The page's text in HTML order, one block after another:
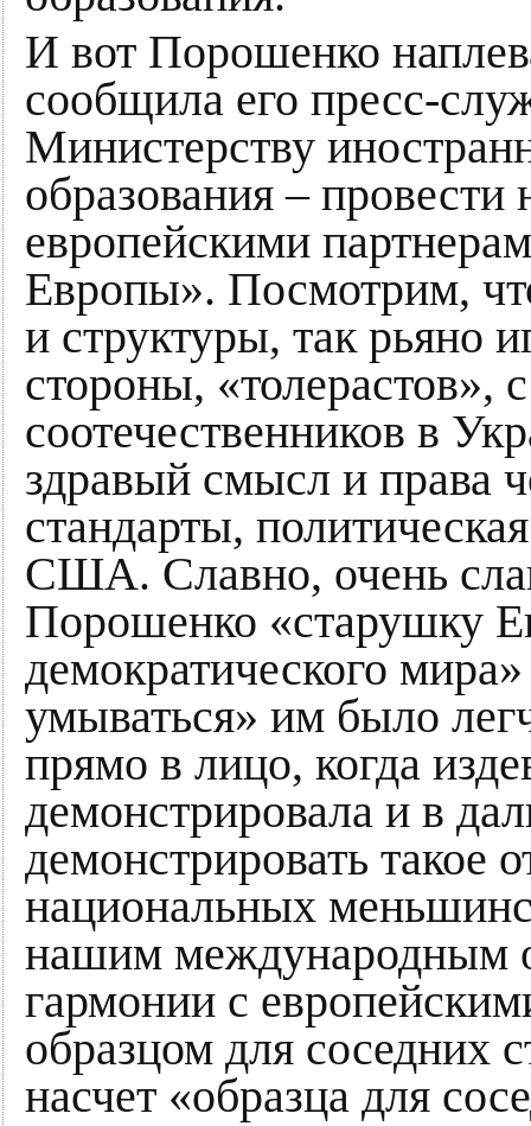
И вот Порошенко
сообщила его пресс-
Министерству
образования –
европейскими
Европы». Посмотрим,
и структуры, так рьяно
стороны, «толерастов»,
соотечественников в
здравый смысл и права
стандарты,
США. Славно, очень
Порошенко «старушку
демократического
умываться» им было
прямо в лицо, когда
демонстрировала и в
демонстрировать такое
национальных
нашим международным
гармонии с
образцом для соседних
насчет «образца для